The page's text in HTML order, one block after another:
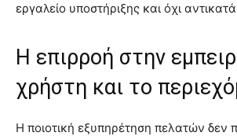
εργαλείο υποστήριξης και όχι
Η επιρροή στην
χρήστη και το
Η ποιοτική εξυπηρέτηση πελατών δεν